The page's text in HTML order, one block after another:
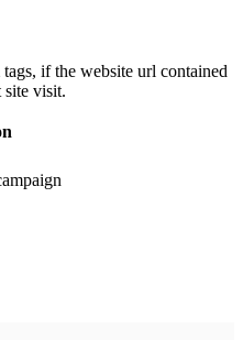
if the website url contained
site visit.